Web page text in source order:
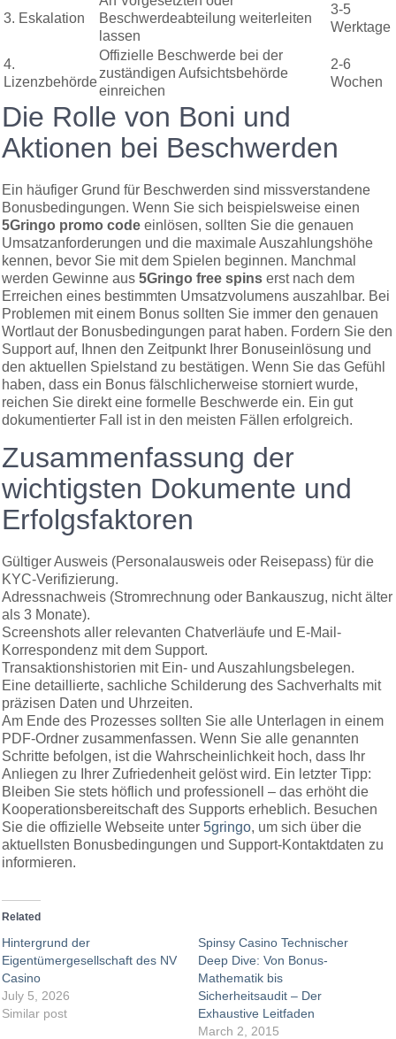
3. Eskalation
Beschwerdeabteilung weiterleiten
lassen
3-5
Werktage
4.
Lizenzbehörde
Offizielle Beschwerde bei der
zuständigen Aufsichtsbehörde
einreichen
2-6
Wochen
Die Rolle von Boni und
Aktionen bei Beschwerden
Ein häufiger Grund für Beschwerden sind missverstandene
Bonusbedingungen. Wenn Sie sich beispielsweise einen
5Gringo promo code einlösen, sollten Sie die genauen
Umsatzanforderungen und die maximale Auszahlungshöhe
kennen, bevor Sie mit dem Spielen beginnen. Manchmal
werden Gewinne aus5Gringo free spins erst nach dem
Erreichen eines bestimmten Umsatzvolumens auszahlbar. Bei
Problemen mit einem Bonus sollten Sie immer den genauen
Wortlaut der Bonusbedingungen parat haben. Fordern Sie den
Support auf, Ihnen den Zeitpunkt Ihrer Bonuseinlösung und
den aktuellen Spielstand zu bestätigen. Wenn Sie das Gefühl
haben, dass ein Bonus fälschlicherweise storniert wurde,
reichen Sie direkt eine formelle Beschwerde ein. Ein gut
dokumentierter Fall ist in den meisten Fällen erfolgreich.
Zusammenfassung der
wichtigsten Dokumente und
Erfolgsfaktoren
Gültiger Ausweis (Personalausweis oder Reisepass) für die
KYC-Verifizierung.
Adressnachweis (Stromrechnung oder Bankauszug, nicht älter
als 3 Monate).
Screenshots aller relevanten Chatverläufe und E-Mail-
Korrespondenz mit dem Support.
Transaktionshistorien mit Ein- und Auszahlungsbelegen.
Eine detaillierte, sachliche Schilderung des Sachverhalts mit
präzisen Daten und Uhrzeiten.
Am Ende des Prozesses sollten Sie alle Unterlagen in einem
PDF-Ordner zusammenfassen. Wenn Sie alle genannten
Schritte befolgen, ist die Wahrscheinlichkeit hoch, dass Ihr
Anliegen zu Ihrer Zufriedenheit gelöst wird. Ein letzter Tipp:
Bleiben Sie stets höflich und professionell – das erhöht die
Kooperationsbereitschaft des Supports erheblich. Besuchen
Sie die offizielle Webseite unter 5gringo, um sich über die
aktuellsten Bonusbedingungen und Support-Kontaktdaten zu
informieren.
Related
Hintergrund der
Eigentümergesellschaft des NV
Casino
July 5, 2026
Similar post
Spinsy Casino Technischer
Deep Dive: Von Bonus-
Mathematik bis
Sicherheitsaudit – Der
Exhaustive Leitfaden
March 2, 2015